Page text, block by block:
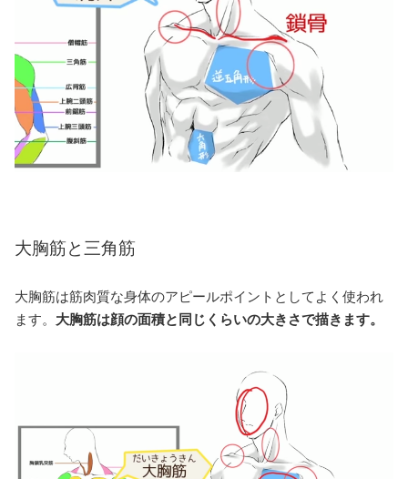
大胸筋と三角筋
大胸筋は筋肉質な身体のアピールポイントとしてよく使われ
ます。 大胸筋は顔の面積と同じくらいの大きさで描きます。